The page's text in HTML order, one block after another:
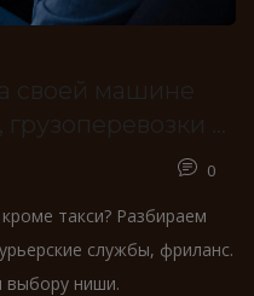
своей машине
и
0
такси? Разбираем
службы, фриланс.
выбору ниши.